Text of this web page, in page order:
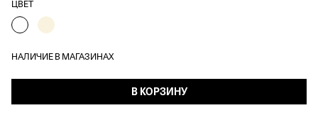
ЦВЕТ
В КОРЗИНУ
НАЛИЧИЕ В МАГАЗИНАХ